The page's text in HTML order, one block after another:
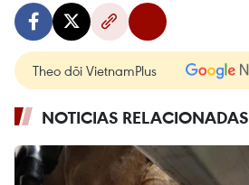
Theo dõi VietnamPlus
NOTICIAS RELACIONADAS